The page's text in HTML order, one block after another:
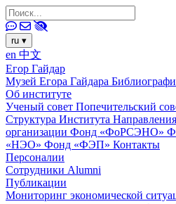
ru ▾
en 中文
Егор Гайдар
Музей Егора Гайдара
Об институте
Ученый совет Попечительский
Структура Института
организации Фонд «ФоРСЭНО»
«НЭО» Фонд «ФЭП» Контакты
Персоналии
Сотрудники Alumni
Публикации
Мониторинг экономической